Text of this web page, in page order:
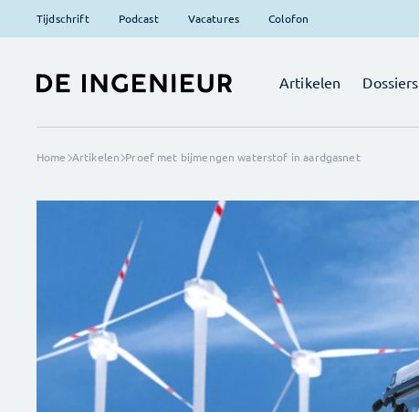
Tijdschrift Podcast Vacatures Colofon
Artikelen Dossiers
Home Artikelen Proef met bijmengen waterstof in aardgasnet